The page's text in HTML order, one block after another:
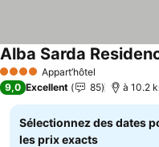
4 Étoiles Appart’hôtel
Alba Sarda
9,0 Excellent 85 à 10.2
Sélectionnez des dates
les prix exacts